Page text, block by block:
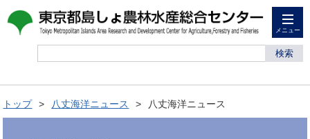
メニュー
検索
トップ 八丈海洋ニュース 八丈海洋ニュース